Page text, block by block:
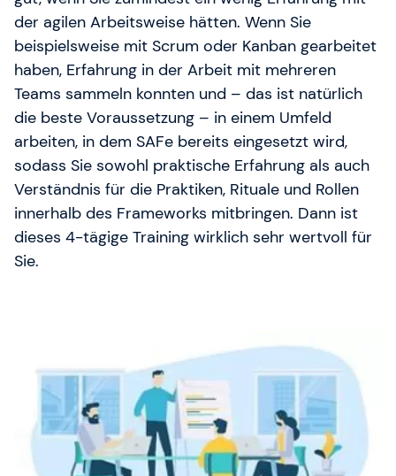
der agilen Arbeitsweise hätten. Wenn Sie
beispielsweise mit Scrum oder Kanban gearbeitet
haben, Erfahrung in der Arbeit mit mehreren
Teams sammeln konnten und – das ist natürlich
die beste Voraussetzung – in einem Umfeld
arbeiten, in dem SAFe bereits eingesetzt wird,
sodass Sie sowohl praktische Erfahrung als auch
Verständnis für die Praktiken, Rituale und Rollen
innerhalb des Frameworks mitbringen. Dann ist
dieses 4-tägige Training wirklich sehr wertvoll für
Sie.